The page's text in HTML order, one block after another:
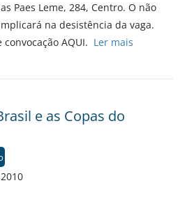
Paes Leme, 284, Centro. O não
na desistência da vaga.
AQUI. Ler mais
e as Copas do